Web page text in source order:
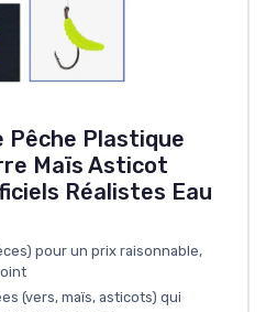
Pêche Plastique
Maïs Asticot
Réalistes Eau
pour un prix raisonnable,
(vers, maïs, asticots) qui